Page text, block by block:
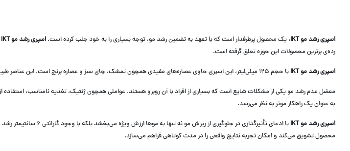
اسپری رشد مو IKT ، یک محصول پرطرفدار است که با تعهد به تضمین رشد مو، توجه بسیاری را به خود جلب کرده است. اسپری رشد مو IKT
رده‌ی برترین محصولات این حوزه تعلق گرفته است.
اسپری رشد مو IKT با حجم ۱۲۵ میلی‌لیتر، این اسپری حاوی عصاره‌های مفیدی همچون تمشک، چای سبز و عصاره برنج است. این عناصر طبیعی به موها ارزش و تغذیه ارائه می‌دهند و به عنوان یک اقدام جامع در مراقبت از سلامت موها شناخته می‌شوند.
به عنوان یک راهکار موثر به نظر می‌رسد.
اسپری رشد مو IKT
محصول تشویق می‌کند و امکان تجربه نتایج واقعی را در مدت کوتاهی فراهم می‌سازد.